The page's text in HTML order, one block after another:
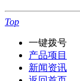
Top
一键拨号
产品项目
新闻资讯